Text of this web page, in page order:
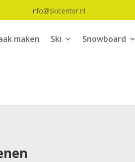
info@skicenter.nl
maken Ski Snowboard